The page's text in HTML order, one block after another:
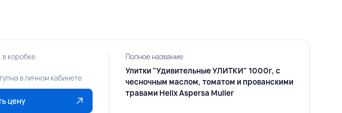
в коробке
в личном кабинете
цену
Полное название
Улитки "Удивительные УЛИТКИ" 1000г, с
чесночным маслом, томатом и прованскими
травами Helix Aspersa Muller